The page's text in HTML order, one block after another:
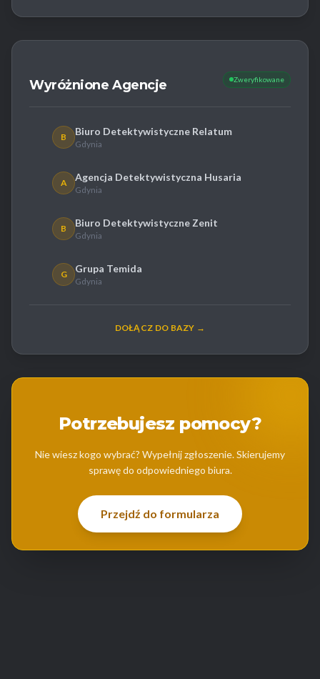
Wyróżnione Agencje Zweryfikowane
B Biuro Detektywistyczne Relatum
Gdynia
A Agencja Detektywistyczna Husaria
Gdynia
B Biuro Detektywistyczne Zenit
Gdynia
G Grupa Temida
Gdynia
DOŁĄCZ DO BAZY →
Potrzebujesz pomocy?
Nie wiesz kogo wybrać? Wypełnij zgłoszenie. Skierujemy
sprawę do odpowiedniego biura.
Przejdź do formularza